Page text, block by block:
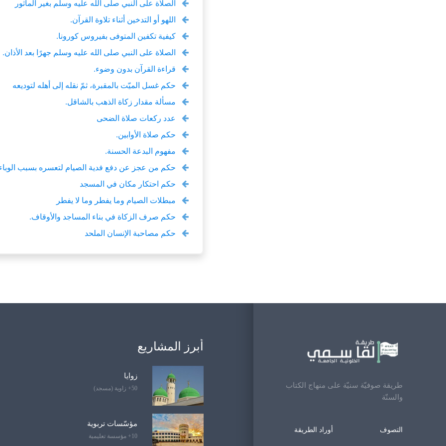
الصلاة على النبي صلى الله عليه وسلّم بغير المأثور
اللهو أو التدخين أثناء تلاوة القرآن.
كيفية تكفين المتوفى بفيروس كورونا.
الصلاة على النبي صلى الله عليه وسلم جهرًا بعد الأذان.
قراءة القرآن بدون وضوء.
حكم غسل الميّت بالمقبرة، ثمّ نقله إلى أهله لتوديعه
مسألة مقدار زكاة الذهب بالشاقل.
عدد ركعات صلاة الضحى
حكم صلاة الأوابين.
مفهوم البدعة الحسنة.
حكم من عجز عن دفع فدية الصيام لتعسره بسبب الوباء
حكم احتكار مكان في المسجد
مبطلات الصيام وما يفطر وما لا يفطر
حكم صرف الزكاة في بناء المساجد والأوقاف.
حكم مصاحبة الإنسان الملحد
طريقة صوفيّة سنيّة على منهاج الكتاب
والسنّة
التصوف أوراد الطريقة
أبرز المشاريع
زوايا
50+ زاوية (مسجد)
مؤسّسات تربوية
10+ مؤسسة تعليمية